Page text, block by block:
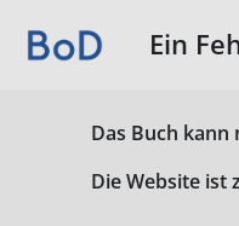
Ein
Das Buch kann
Die Website ist